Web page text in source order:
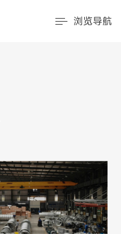
浏览导航